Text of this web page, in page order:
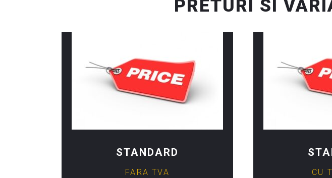
PRETURI SI
STANDARD
FARA TVA CU